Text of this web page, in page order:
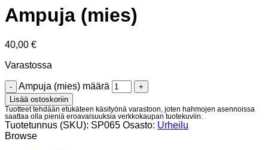
Ampuja (mies)
40,00 €
Varastossa
Ampuja (mies) määrä
Lisää ostoskoriin
Tuotteet tehdään etukäteen käsityönä varastoon, joten hahmojen asennoissa
saattaa olla pieniä eroavaisuuksia verkkokaupan tuotekuviin.
Tuotetunnus (SKU): SP065 Osasto: Urheilu
Browse